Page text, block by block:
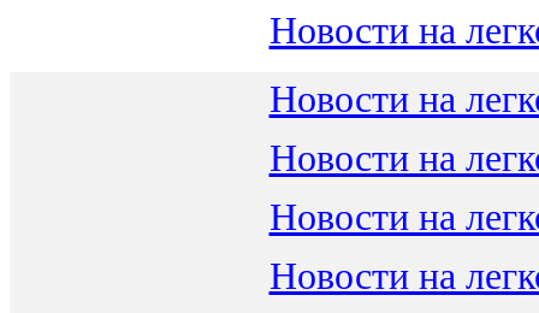
Новости на
Новости на
Новости на
Новости на
Новости на